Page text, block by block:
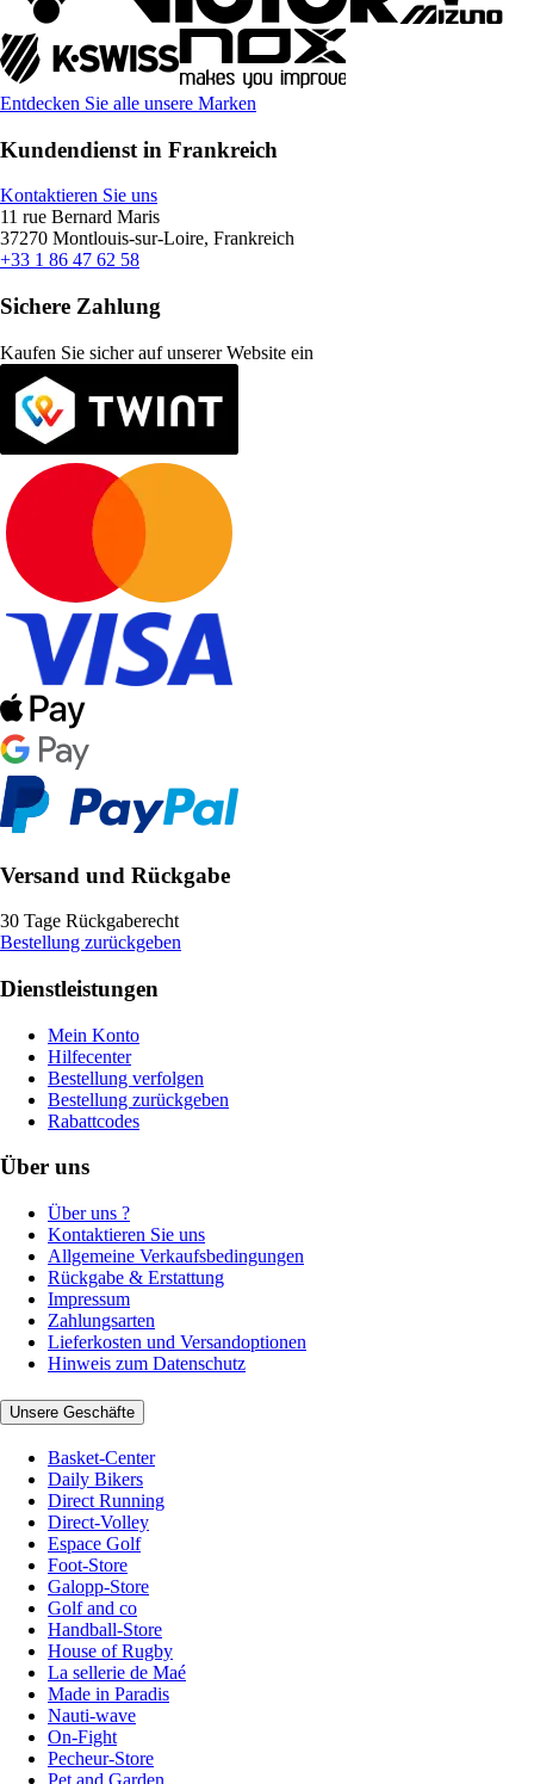
Entdecken Sie alle unsere Marken
Kundendienst in Frankreich
Kontaktieren Sie uns
11 rue Bernard Maris
37270 Montlouis-sur-Loire, Frankreich
+33 1 86 47 62 58
Sichere Zahlung
Kaufen Sie sicher auf unserer Website ein
Versand und Rückgabe
30 Tage Rückgaberecht
Bestellung zurückgeben
Dienstleistungen
Mein Konto
Hilfecenter
Bestellung verfolgen
Bestellung zurückgeben
Rabattcodes
Über uns
Über uns ?
Kontaktieren Sie uns
Allgemeine Verkaufsbedingungen
Rückgabe & Erstattung
Impressum
Zahlungsarten
Lieferkosten und Versandoptionen
Hinweis zum Datenschutz
Unsere Geschäfte
Basket-Center
Daily Bikers
Direct Running
Direct-Volley
Espace Golf
Foot-Store
Galopp-Store
Golf and co
Handball-Store
House of Rugby
La sellerie de Maé
Made in Paradis
Nauti-wave
On-Fight
Pecheur-Store
Pet and Garden